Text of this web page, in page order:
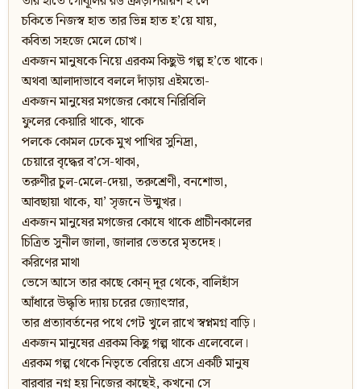
চকিতে নিজস্ব হাত তার ভিন্ন হাত হ’য়ে যায়,
কবিতা সহজে মেলে চোখ।
একজন মানুষকে নিয়ে এরকম কিছুউ গল্প হ’তে থাকে।
অথবা আলাদাভাবে বললে দাঁড়ায় এইমতো-
একজন মানুষের মগজের কোষে নিরিবিলি
ফুলের কেয়ারি থাকে, থাকে
পলকে কোমল ঢেকে মুখ পাখির সুনিদ্রা,
চেয়ারে বৃদ্ধের ব’সে-থাকা,
তরুণীর চুল-মেলে-দেয়া, তরুশ্রেণী, বনশোভা,
আবছায়া থাকে, যা’ সৃজনে উন্মুখর।
একজন মানুষের মগজের কোষে থাকে প্রাচীনকালের
চিত্রিত সুনীল জালা, জালার ভেতরে মৃতদেহ।
করিণের মাথা
ভেসে আসে তার কাছে কোন্‌ দূর থেকে, বালিহাঁস
আঁধারে উদ্ধৃতি দ্যায় চরের জ্যোৎস্নার,
তার প্রত্যাবর্তনের পথে গেট খুলে রাখে স্বপ্নমগ্ন বাড়ি।
একজন মানুষের এরকম কিছু গল্প থাকে এলেবেলে।
এরকম গল্প থেকে নিভৃতে বেরিয়ে এসে একটি মানুষ
বারবার নগ্ন হয় নিজের কাছেই, কখনো সে